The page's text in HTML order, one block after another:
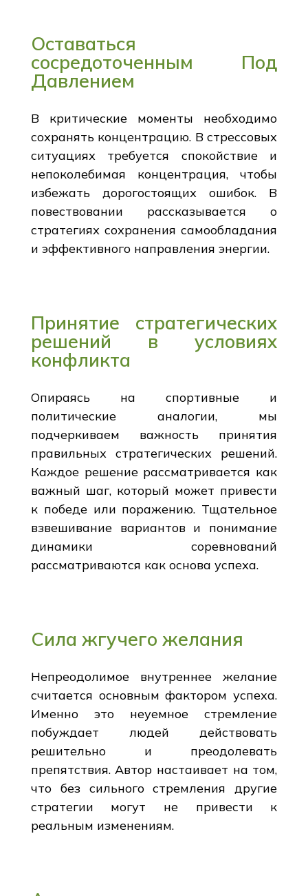
Оставаться
сосредоточенным Под
Давлением
В критические моменты необходимо
сохранять концентрацию. В стрессовых
ситуациях требуется спокойствие и
непоколебимая концентрация, чтобы
избежать дорогостоящих ошибок. В
повествовании рассказывается о
стратегиях сохранения самообладания
и эффективного направления энергии.
Принятие стратегических
решений в условиях
конфликта
Опираясь на спортивные и
политические аналогии, мы
подчеркиваем важность принятия
правильных стратегических решений.
Каждое решение рассматривается как
важный шаг, который может привести
к победе или поражению. Тщательное
взвешивание вариантов и понимание
динамики соревнований
рассматриваются как основа успеха.
Сила жгучего желания
Непреодолимое внутреннее желание
считается основным фактором успеха.
Именно это неуемное стремление
побуждает людей действовать
решительно и преодолевать
препятствия. Автор настаивает на том,
что без сильного стремления другие
стратегии могут не привести к
реальным изменениям.